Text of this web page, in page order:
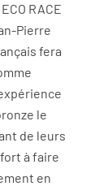
RACE
Pierre
fera
le
de leurs
à faire
en